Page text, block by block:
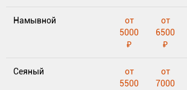
Намывной
от
5000
₽
от
6500
₽
Сеяный
от
5500
от
7000